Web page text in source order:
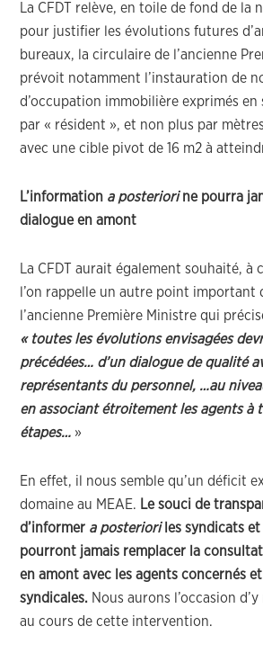
La CFDT relève, en toile de fond de la
pour justifier les évolutions futures
bureaux, la circulaire de l’ancienne
prévoit notamment l’instauration de
d’occupation immobilière exprimés
par « résident », et non plus par
avec une cible pivot de 16 m2 à
L’information a posteriorine pourra
dialogue en amont
La CFDT aurait également souhaité, à
l’on rappelle un autre point important
l’ancienne Première Ministre qui
« toutes les évolutions envisagées
précédées… d’un dialogue de qualité
représentants du personnel, …au
en associant étroitement les agents à
étapes… »
En effet, il nous semble qu’un déficit
domaine au MEAE. Le souci de
d’informer a posterioriles syndicats et
pourront jamais remplacer la
en amont avec les agents concernés
syndicales. Nous aurons l’occasion
au cours de cette intervention.